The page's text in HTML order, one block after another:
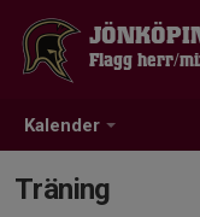
Kalender
Flagg herr/
Träning